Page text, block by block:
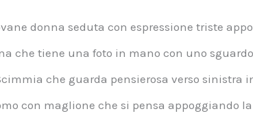
donna seduta con espressione triste
che tiene una foto in mano con uno
che guarda pensierosa verso sinistra
con maglione che si pensa appoggiando